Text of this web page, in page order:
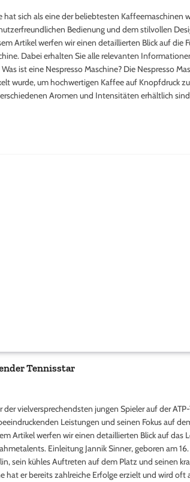
hat sich als eine der beliebtesten Kaffeemaschinen
Bedienung und dem stilvollen
Artikel werfen wir einen detaillierten Blick auf die
Dabei erhalten Sie alle relevanten
ist eine Nespresso Maschine? Die Nespresso
wurde, um hochwertigen Kaffee auf Knopfdruck
Aromen und Intensitäten erhältlich
Tennisstar
der vielversprechendsten jungen Spieler auf der
Leistungen und seinen Fokus auf
Artikel werfen wir einen detaillierten Blick auf das
Einleitung Jannik Sinner, geboren am
sein kühles Auftreten auf dem Platz und seinen
hat er bereits zahlreiche Erfolge erzielt und wird